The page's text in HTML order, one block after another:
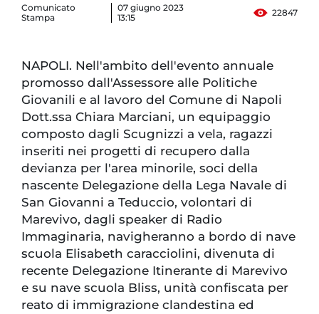
Comunicato
Stampa
07 giugno 2023
13:15
22847
NAPOLI. Nell'ambito dell'evento annuale
promosso dall'Assessore alle Politiche
Giovanili e al lavoro del Comune di Napoli
Dott.ssa Chiara Marciani, un equipaggio
composto dagli Scugnizzi a vela, ragazzi
inseriti nei progetti di recupero dalla
devianza per l'area minorile, soci della
nascente Delegazione della Lega Navale di
San Giovanni a Teduccio, volontari di
Marevivo, dagli speaker di Radio
Immaginaria, navigheranno a bordo di nave
scuola Elisabeth caracciolini, divenuta di
recente Delegazione Itinerante di Marevivo
e su nave scuola Bliss, unità confiscata per
reato di immigrazione clandestina ed